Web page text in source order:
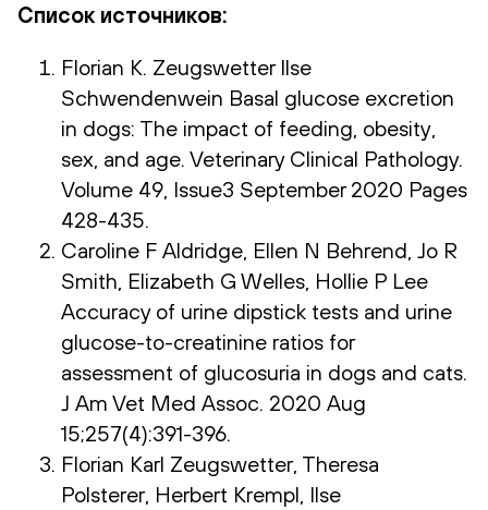
Список источников:
Florian K. Zeugswetter Ilse
Schwendenwein Basal glucose excretion
in dogs: The impact of feeding, obesity,
sex, and age. Veterinary Clinical Pathology.
Volume 49, Issue3 September 2020 Pages
428-435.
Caroline F Aldridge, Ellen N Behrend, Jo R
Smith, Elizabeth G Welles, Hollie P Lee
Accuracy of urine dipstick tests and urine
glucose-to-creatinine ratios for
assessment of glucosuria in dogs and cats.
J Am Vet Med Assoc. 2020 Aug
15;257(4):391-396.
Florian Karl Zeugswetter, Theresa
Polsterer, Herbert Krempl, Ilse